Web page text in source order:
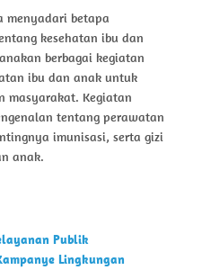
menyadari betapa
kesehatan ibu dan
berbagai kegiatan
ibu dan anak untuk
masyarakat. Kegiatan
tentang perawatan
imunisasi, serta gizi
anak.
Publik
Lingkungan